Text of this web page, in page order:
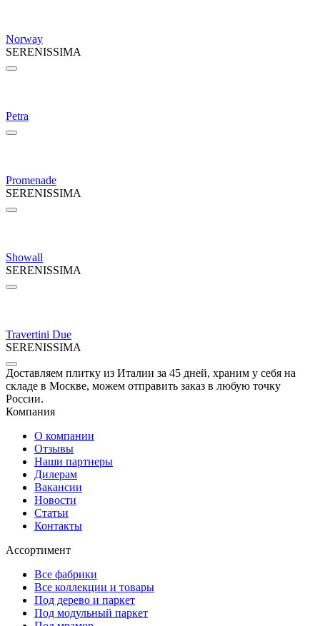
Norway
SERENISSIMA
Petra
Promenade
SERENISSIMA
Showall
SERENISSIMA
Travertini Due
SERENISSIMA
Доставляем плитку из Италии за 45 дней, храним у себя на
складе в Москве, можем отправить заказ в любую точку
России.
Компания
О компании
Отзывы
Наши партнеры
Дилерам
Вакансии
Новости
Статьи
Контакты
Ассортимент
Все фабрики
Все коллекции и товары
Под дерево и паркет
Под модульный паркет